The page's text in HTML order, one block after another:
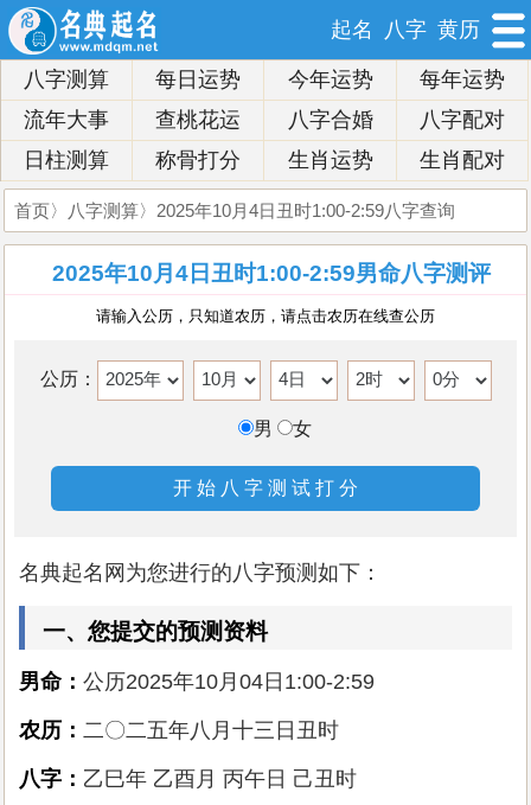
起名 八字 黄历
八字测算 每日运势 今年运势
每年运势
流年大事
查桃花运 八字合婚
八字配对
日柱测算
称骨打分 生肖运势 生肖配对
首页〉 八字测算〉2025年10月4日丑时1:00-2:59八字查询
2025年10月4日丑时1:00-2:59男命八字测评
请输入公历，只知道农历，请点击农历在线查公历
公历：
男 女
名典起名网为您进行的八字预测如下：
一、您提交的预测资料
男命： 公历2025年10月04日1:00-2:59
农历： 二〇二五年八月十三日丑时
八字： 乙巳年 乙酉月 丙午日 己丑时